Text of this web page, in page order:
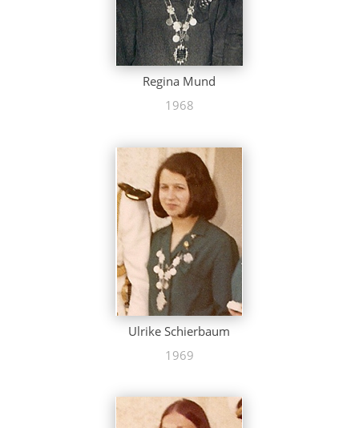
Regina Mund
1968
Ulrike Schierbaum
1969